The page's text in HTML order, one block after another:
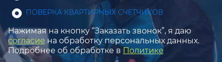
ПОВЕРКА КВАРТИРНЫХ СЧЕТЧИКОВ
Нажимая на кнопку “Заказать звонок”, я даю
согласие на обработку персональных данных.
Подробнее об обработке в Политике